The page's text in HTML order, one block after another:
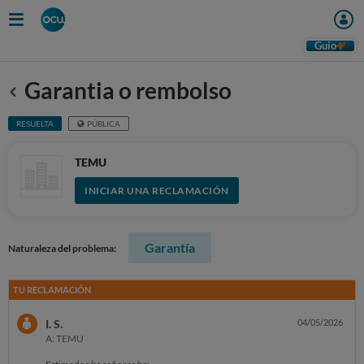
Guio
Anterior
Garantia o rembolso
RESUELTA PÚBLICA
TEMU
INICIAR UNA RECLAMACIÓN
Naturaleza del problema: Garantía
TU RECLAMACIÓN
I. S.
A: TEMU
04/05/2026